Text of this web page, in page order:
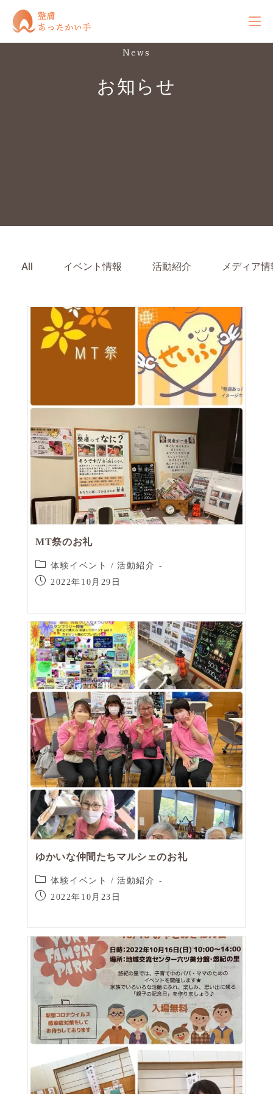
News
お知らせ
All イベント情報 活動紹介 メディア情
MT祭のお礼
体験イベント / 活動紹介
2022年10月29日
ゆかいな仲間たちマルシェのお礼
体験イベント / 活動紹介
2022年10月23日